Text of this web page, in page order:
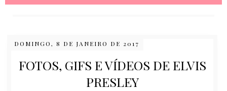
DOMINGO, 8 DE JANEIRO DE 2017
FOTOS, GIFS E VÍDEOS DE ELVIS
PRESLEY